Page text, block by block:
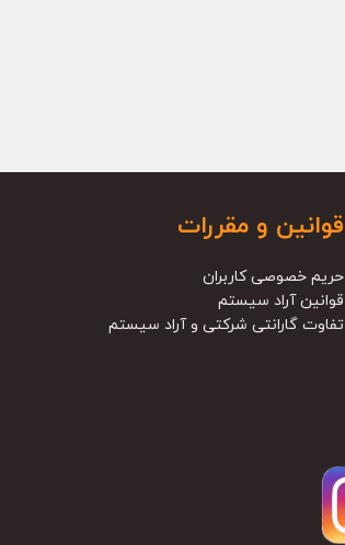
قوانین و مقررات
حریم خصوصی کاربران
قوانین آراد سیستم
تفاوت گارانتی شرکتی و آراد سیستم